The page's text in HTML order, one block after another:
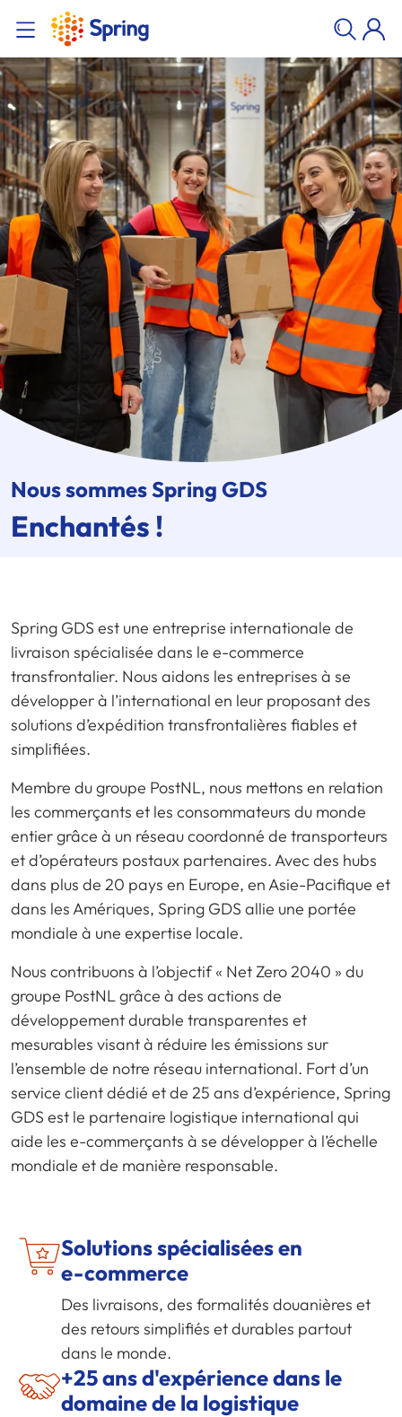
Nous sommesSpring GDS
Enchantés !
Spring GDS est une entreprise internationale de
livraison spécialisée dans le e-commerce
transfrontalier. Nous aidons les entreprises à se
développer à l’international en leur proposant des
solutions d’expédition transfrontalières fiables et
simplifiées.
Membre du groupe PostNL, nous mettons en relation
les commerçants et les consommateurs du monde
entier grâce à un réseau coordonné de transporteurs
et d’opérateurs postaux partenaires. Avec des hubs
dans plus de 20 pays en Europe, en Asie-Pacifique et
dans les Amériques, Spring GDS allie une portée
mondiale à une expertise locale.
Nous contribuons à l’objectif « Net Zero 2040 » du
groupe PostNL grâce à des actions de
développement durable transparentes et
mesurables visant à réduire les émissions sur
l’ensemble de notre réseau international. Fort d’un
service client dédié et de 25 ans d’expérience, Spring
GDS est le partenaire logistique international qui
aide les e-commerçants à se développer à l’échelle
mondiale et de manière responsable.
Solutions spécialisées en
e-commerce
Des livraisons, des formalités douanières et
des retours simplifiés et durables partout
dans le monde.
+25 ans d'expérience dans le
domaine de la logistique